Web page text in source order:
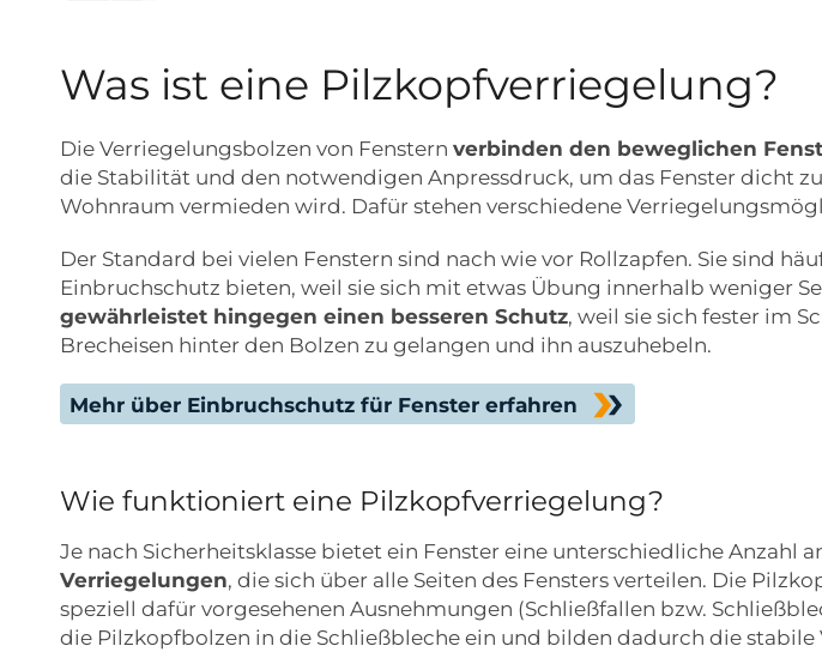
Was ist eine Pilzkopfverriegelung?
Die Verriegelungsbolzen von Fenstern verbinden den beweglichen
die Stabilität und den notwendigen Anpressdruck, um das Fenster dicht
Wohnraum vermieden wird. Dafür stehen verschiedene
Der Standard bei vielen Fenstern sind nach wie vor Rollzapfen. Sie sind
Einbruchschutz bieten, weil sie sich mit etwas Übung innerhalb weniger
gewährleistet hingegen einen besseren Schutz, weil sie sich fester im
Brecheisen hinter den Bolzen zu gelangen und ihn auszuhebeln.
Mehr über Einbruchschutz für Fenster erfahren
Wie funktioniert eine Pilzkopfverriegelung?
Je nach Sicherheitsklasse bietet ein Fenster eine unterschiedliche Anzahl
Verriegelungen, die sich über alle Seiten des Fensters verteilen. Die
speziell dafür vorgesehenen Ausnehmungen (Schließfallen bzw.
die Pilzkopfbolzen in die Schließbleche ein und bilden dadurch die